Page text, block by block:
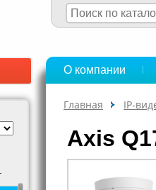
О компании
Главная IP-
Axis